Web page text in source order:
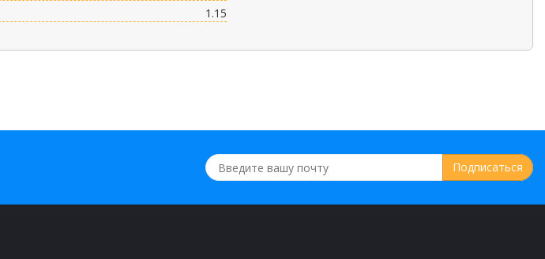
1.15